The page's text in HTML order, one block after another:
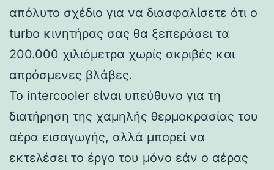
απόλυτο σχέδιο για να διασφαλίσετε ότι ο
turbo κινητήρας σας θα ξεπεράσει τα
200.000 χιλιόμετρα χωρίς ακριβές και
απρόσμενες βλάβες.
Το intercooler είναι υπεύθυνο για τη
διατήρηση της χαμηλής θερμοκρασίας του
αέρα εισαγωγής, αλλά μπορεί να
εκτελέσει το έργο του μόνο εάν ο αέρας